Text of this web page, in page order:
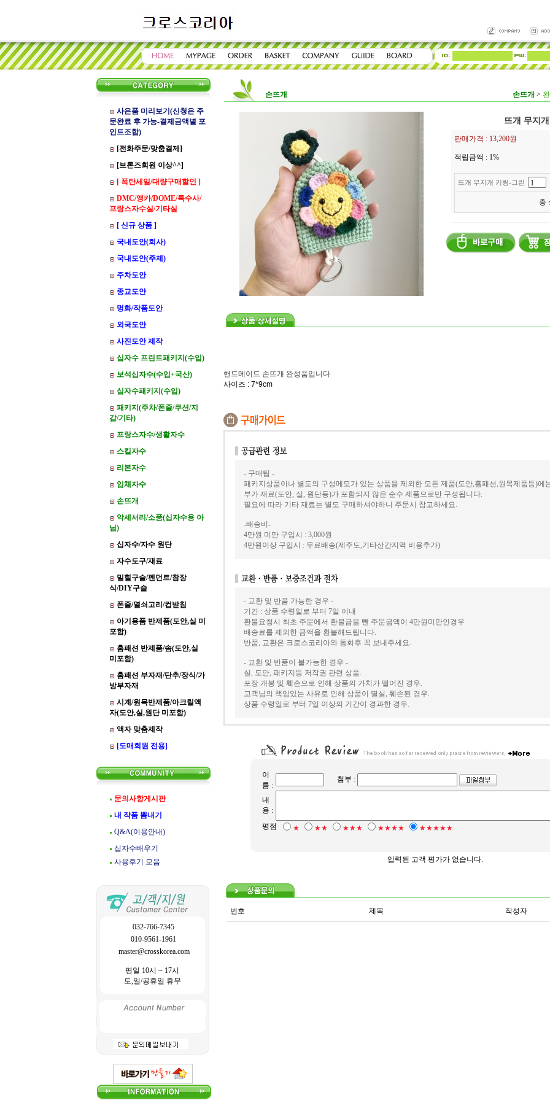
사은품 미리보기(신청은 주
문완료 후 가능-결제금액별 포
인트조합)
[전화주문/맞춤결제]
[브론즈회원 이상^^]
[ 폭탄세일/대량구매할인 ]
DMC/앵카/DOME/특수사/
프랑스자수실/기타실
[ 신규 상품 ]
국내도안(회사)
국내도안(주제)
주차도안
종교도안
명화/작품도안
외국도안
사진도안 제작
십자수 프린트패키지(수입)
보석십자수(수입+국산)
십자수패키지(수입)
패키지(주차/폰줄/쿠션/지
갑/기타)
프랑스자수/생활자수
스킬자수
리본자수
입체자수
손뜨개
악세서리/소품(십자수용 아
님)
십자수/자수 원단
자수도구/재료
밀힐구슬/펜던트/참장
식/DIY구슬
폰줄/열쇠고리/컵받침
아기용품 반제품(도안,실 미
포함)
홈패션 반제품/솜(도안,실
미포함)
홈패션 부자재/단추/장식/가
방부자재
시계/원목반제품/아크릴액
자(도안,실,원단 미포함)
액자 맞춤제작
[도매회원 전용]
문의사항게시판
내 작품 뽐내기
Q&A(이용안내)
십자수배우기
사용후기 모음
032-766-7345
010-9561-1961
master@crosskorea.com
평일 10시 ~ 17시
토,일/공휴일 휴무
손뜨개 손뜨개 >
뜨개 무지
판매가격 : 13,200원
적립금액 : 1%
뜨개 무지개 키링-그린
총
핸드메이드 손뜨개 완성품입니다
사이즈 : 7*9cm
- 구매팁 -
패키지상품이나 별도의 구성메모가 있는 상품을 제외한 모든 제품(도안,홈패션,원목제품등)에
부가 재료(도안, 실, 원단등)가 포함되지 않은 순수 제품으로만 구성됩니다.
필요에 따라 기타 재료는 별도 구매하셔야하니 주문시 참고하세요.
-배송비-
4만원 미만 구입시 : 3,000원
4만원이상 구입시 : 무료배송(제주도,기타산간지역 비용추가)
- 교환 및 반품 가능한 경우 -
기간 : 상품 수령일로 부터 7일 이내
환불요청시 최초 주문에서 환불금을 뺀 주문금액이 4만원미만인경우
배송료를 제외한 금액을 환불해드립니다.
반품, 교환은 크로스코리아와 통화후 꼭 보내주세요.
- 교환 및 반품이 불가능한 경우 -
실, 도안, 패키지등 저작권 관련 상품.
포장 개봉 및 훼손으로 인해 상품의 가치가 떨어진 경우.
고객님의 책임있는 사유로 인해 상품이 멸실, 훼손된 경우.
상품 수령일로 부터 7일 이상의 기간이 경과한 경우.
이
름 :
첨부 :
내
용 :
평점
★ ★★ ★★★ ★★★★ ★★★★★
입력된 고객 평가가 없습니다.
번호 제목 작성자